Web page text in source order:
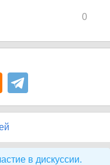
0
в дискуссии.